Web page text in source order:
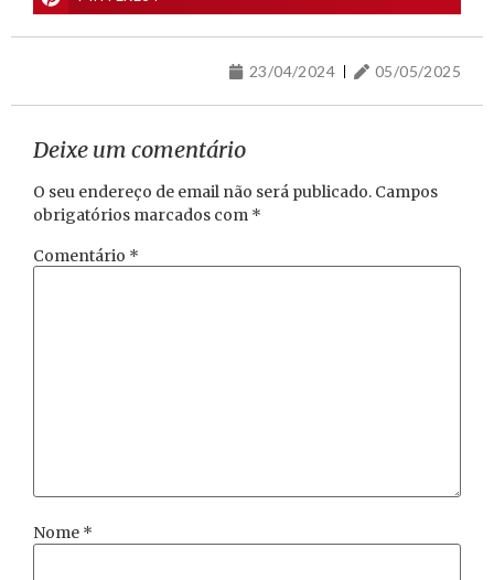
23/04/2024 05/05/2025
Deixe um comentário
O seu endereço de email não será publicado. Campos
obrigatórios marcados com *
Comentário *
Nome *